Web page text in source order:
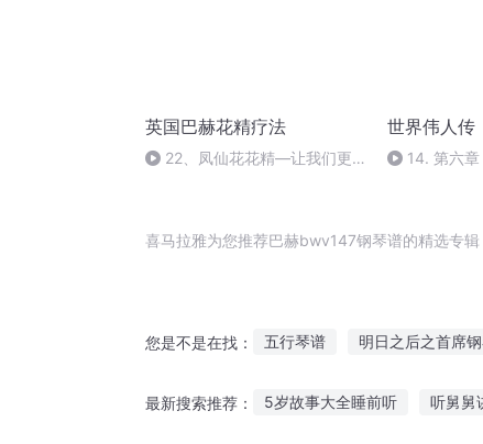
英国巴赫花精疗法
22、凤仙花花精—让我们更
世界伟人传
14. 第六
喜马拉雅为您推荐巴赫bwv147钢琴谱的精选专
您是不是在找： 五行琴谱 明日之后之首席
最新搜索推荐： 5岁故事大全睡前听 听舅舅